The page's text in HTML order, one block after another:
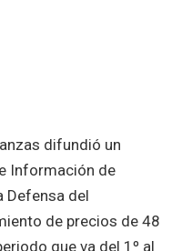
difundió un
Información de
Defensa del
de precios de 48
que va del 1º al